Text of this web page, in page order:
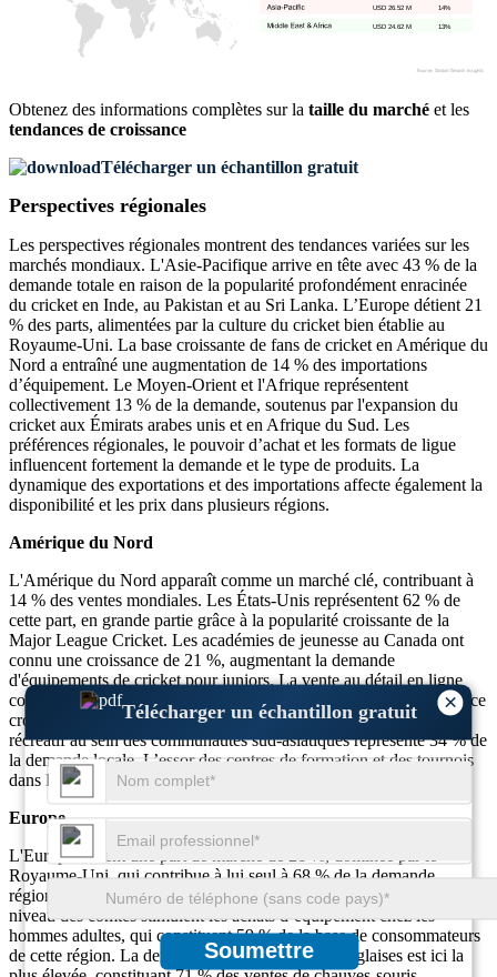
×
Télécharger un échantillon gratuit
Soumettre
13%
USD 24.62 M
14%
USD 26.52 M
Obtenez des informations complètes sur la taille du marché et les
tendances de croissance
Télécharger un échantillon gratuit
Perspectives régionales
Les perspectives régionales montrent des tendances variées sur les
marchés mondiaux. L'Asie-Pacifique arrive en tête avec 43 % de la
demande totale en raison de la popularité profondément enracinée
du cricket en Inde, au Pakistan et au Sri Lanka. L’Europe détient 21
% des parts, alimentées par la culture du cricket bien établie au
Royaume-Uni. La base croissante de fans de cricket en Amérique du
Nord a entraîné une augmentation de 14 % des importations
d’équipement. Le Moyen-Orient et l'Afrique représentent
collectivement 13 % de la demande, soutenus par l'expansion du
cricket aux Émirats arabes unis et en Afrique du Sud. Les
préférences régionales, le pouvoir d’achat et les formats de ligue
influencent fortement la demande et le type de produits. La
dynamique des exportations et des importations affecte également la
disponibilité et les prix dans plusieurs régions.
Amérique du Nord
L'Amérique du Nord apparaît comme un marché clé, contribuant à
14 % des ventes mondiales. Les États-Unis représentent 62 % de
cette part, en grande partie grâce à la popularité croissante de la
Major League Cricket. Les académies de jeunesse au Canada ont
connu une croissance de 21 %, augmentant la demande
d'équipements de cricket pour juniors. La vente au détail en ligne
contribue à 46 % de la distribution des produits, avec une préférence
croissante pour les chauves-souris anglaises importées. Le cricket
récréatif au sein des communautés sud-asiatiques représente 34 % de
la demande locale. L’essor des centres de formation et des tournois
dans les villes alimente une croissance soutenue du marché.
Europe
L'Europe détient une part de marché de 21 %, dominée par le
Royaume-Uni, qui contribue à lui seul à 68 % de la demande
régionale. La culture traditionnelle du cricket et les solides ligues au
niveau des comtés stimulent les achats d’équipement chez les
hommes adultes, qui constituent 59 % de la base de consommateurs
de cette région. La demande de chauves-souris anglaises est ici la